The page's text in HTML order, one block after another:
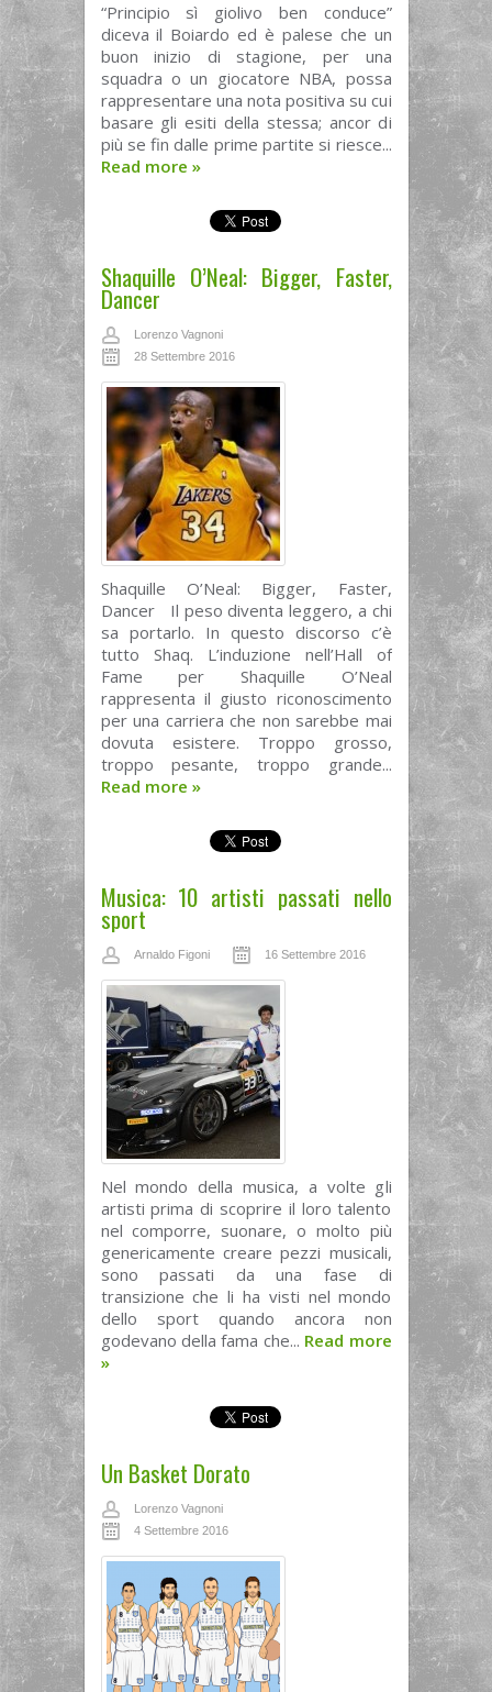
“Principio sì giolivo ben conduce”
diceva il Boiardo ed è palese che un
buon inizio di stagione, per una
squadra o un giocatore NBA, possa
rappresentare una nota positiva su cui
basare gli esiti della stessa; ancor di
più se fin dalle prime partite si riesce...
Read more »
Shaquille O’Neal: Bigger, Faster,
Dancer
Lorenzo Vagnoni
28 Settembre 2016
Shaquille O’Neal: Bigger, Faster,
Dancer Il peso diventa leggero, a chi
sa portarlo. In questo discorso c’è
tutto Shaq. L’induzione nell’Hall of
Fame per Shaquille O’Neal
rappresenta il giusto riconoscimento
per una carriera che non sarebbe mai
dovuta esistere. Troppo grosso,
troppo pesante, troppo grande...
Read more »
Musica: 10 artisti passati nello
sport
Arnaldo Figoni 16 Settembre 2016
Nel mondo della musica, a volte gli
artisti prima di scoprire il loro talento
nel comporre, suonare, o molto più
genericamente creare pezzi musicali,
sono passati da una fase di
transizione che li ha visti nel mondo
dello sport quando ancora non
godevano della fama che... Read more
»
Un Basket Dorato
Lorenzo Vagnoni
4 Settembre 2016